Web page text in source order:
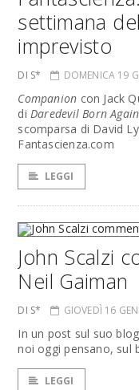
settimana
imprevisto
DI S* DOMENICA 19
Companion con Jack
diDaredevil Born Again
scomparsa di David
Fantascienza.com
LEGGI
John Scalzi
Neil Gaiman
DI S* GIOVEDÌ 16
In un post sul suo
noi oggi pensano, sul
LEGGI